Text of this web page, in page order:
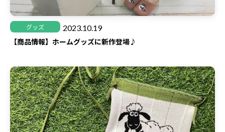
グッズ 2023.10.19
【商品情報】ホームグッズに新作登場♪